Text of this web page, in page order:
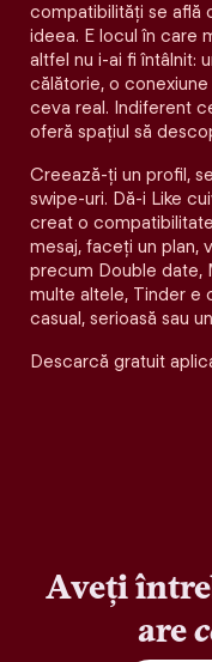
compatibilităţi se află
ideea. E locul în care
altfel nu i-ai fi întâlnit:
călătorie, o
ceva real. Indiferent
oferă spațiul să
Creează-ți un profil,
swipe-uri. Dă-i Like
creat o
mesaj, faceți un plan,
precum Double date,
multe altele, Tinder e
casual, serioasă sau
Descarcă gratuit
Aveți
are